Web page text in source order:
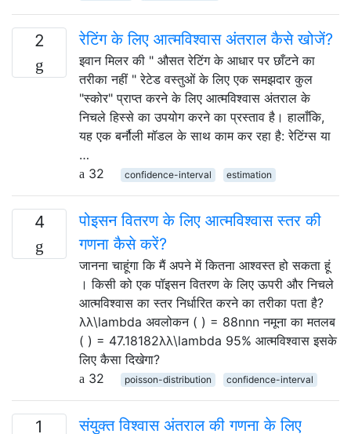
2 रेटिंग के लिए आत्मविश्वास अंतराल कैसे खोजें?
इवान मिलर की " औसत रेटिंग के आधार पर छाँटने का
तरीका नहीं " रेटेड वस्तुओं के लिए एक समझदार कुल
"स्कोर" प्राप्त करने के लिए आत्मविश्वास अंतराल के
निचले हिस्से का उपयोग करने का प्रस्ताव है। हालाँकि,
यह एक बर्नौली मॉडल के साथ काम कर रहा है: रेटिंग्स या
…
32
confidence-interval estimation
4
पोइसन वितरण के लिए आत्मविश्वास स्तर की
गणना कैसे करें?
जानना चाहूंगा कि मैं अपने में कितना आश्वस्त हो सकता हूं
। किसी को एक पॉइसन वितरण के लिए ऊपरी और निचले
आत्मविश्वास का स्तर निर्धारित करने का तरीका पता है?
λλ\lambda अवलोकन ( ) = 88nnn नमूना का मतलब
( ) = 47.18182λλ\lambda 95% आत्मविश्वास इसके
लिए कैसा दिखेगा?
32
poisson-distribution confidence-interval
1
संयुक्त विश्वास अंतराल की गणना के लिए